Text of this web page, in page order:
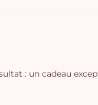
: un cadeau